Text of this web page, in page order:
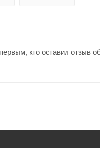
кто оставил отзыв